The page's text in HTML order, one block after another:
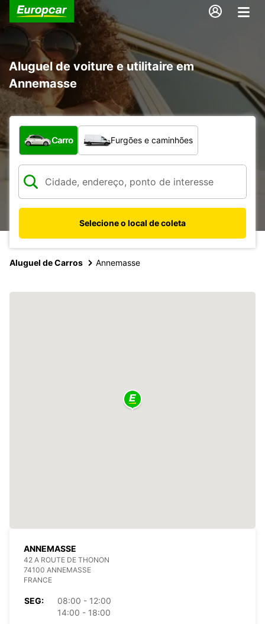
Aluguel de voiture e utilitaire em
Annemasse
Qual tipo de veículo?
Carro Furgões e caminhões
Selecione o local de coleta
Aluguel de Carros Annemasse
ANNEMASSE
42 A ROUTE DE THONON
74100 ANNEMASSE
FRANCE
SEG:
08:00 - 12:00
14:00 - 18:00